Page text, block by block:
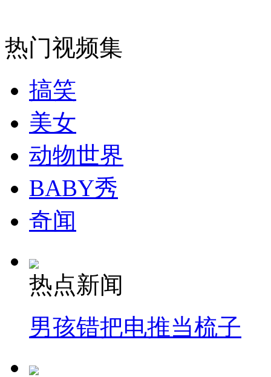
消防员救轻生者 花炮节热闹非凡
司机酒驾遇交警 急速倒车逃窜
热门视频集
搞笑
美女
动物世界
BABY秀
奇闻
热点新闻
男孩错把电推当梳子